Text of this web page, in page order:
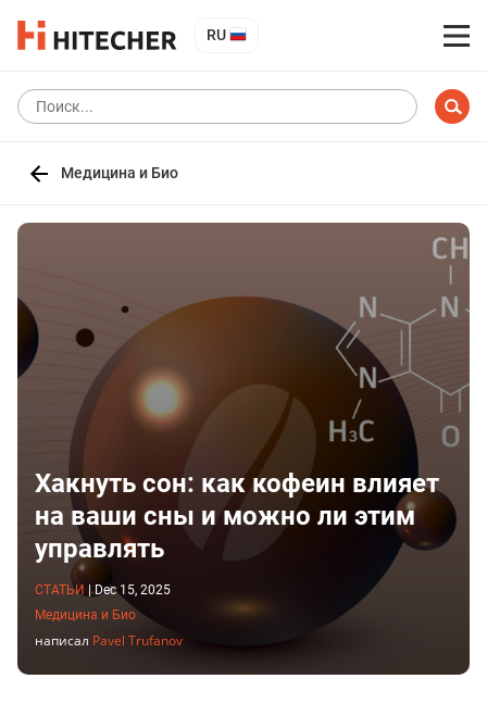
RU
Медицина и Био
Хакнуть сон: как кофеин влияет
на ваши сны и можно ли этим
управлять
СТАТЬИ | Dec 15, 2025
Медицина и Био
написал Pavel Trufanov